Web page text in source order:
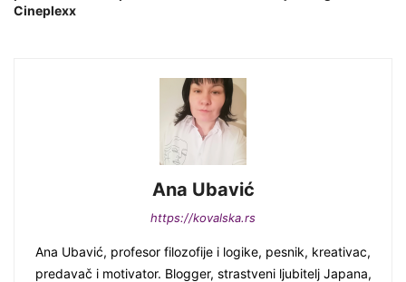
Cineplexx
Ana Ubavić
https://kovalska.rs
Ana Ubavić, profesor filozofije i logike, pesnik, kreativac,
predavač i motivator. Blogger, strastveni ljubitelj Japana,